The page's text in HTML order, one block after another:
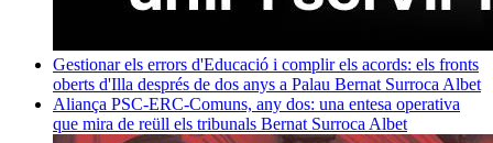
Gestionar els errors d'Educació i complir els acords: els fronts
oberts d'Illa després de dos anys a Palau Bernat Surroca Albet
Aliança PSC-ERC-Comuns, any dos: una entesa operativa
que mira de reüll els tribunals Bernat Surroca Albet